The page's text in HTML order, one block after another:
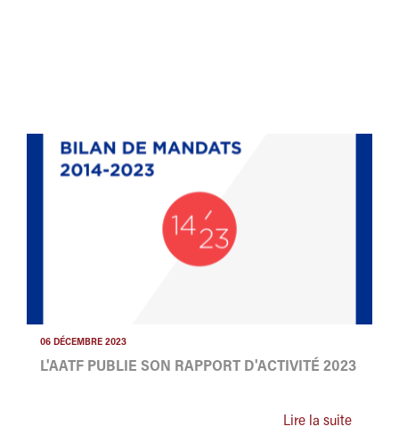
06 DÉCEMBRE 2023
L'AATF PUBLIE SON RAPPORT D'ACTIVITÉ 2023
Lire la suite